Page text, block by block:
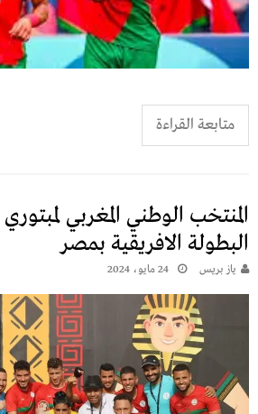
متابعة القراءة
المنتخب الوطني المغربي
البطولة الافريقية بمصر
يـاز بريـس 24 مايو، 2024